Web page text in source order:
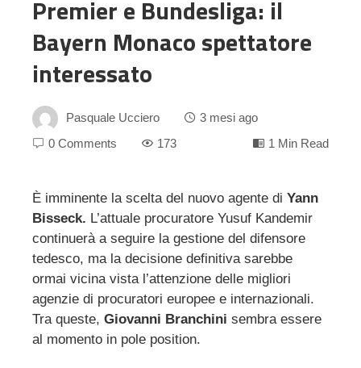
Premier e Bundesliga: il
Bayern Monaco spettatore
interessato
Pasquale Ucciero
3 mesi ago
0 Comments
173 1 Min Read
È imminente la scelta del nuovo agente di Yann
Bisseck. L’attuale procuratore Yusuf Kandemir
continuerà a seguire la gestione del difensore
tedesco, ma la decisione definitiva sarebbe
ormai vicina vista l’attenzione delle migliori
agenzie di procuratori europee e internazionali.
Tra queste, Giovanni Branchini sembra essere
al momento in pole position.